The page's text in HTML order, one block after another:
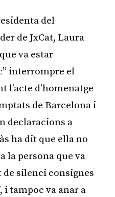
del
de JxCat, Laura
va estar
interrompre el
d’homenatge
de Barcelona i
declaracions a
ha dit que ella no
la persona que va
silenci consignes
i tampoc va anar a